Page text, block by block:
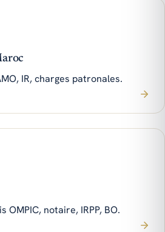
IR, charges patronales.
OMPIC, notaire, IRPP, BO.